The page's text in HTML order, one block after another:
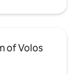
of Volos